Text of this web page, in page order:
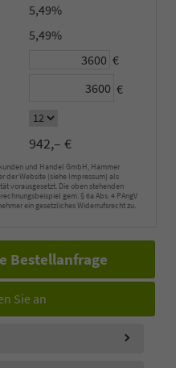
5,49%
5,49%
€
€
942,– €
und Handel GmbH, Hammer
der Website (siehe Impressum) als
vorausgesetzt. Die oben stehenden
gem. § 6a Abs. 4 PAngV
ein gesetzliches Widerrufsrecht zu.
Bestellanfrage
Sie an